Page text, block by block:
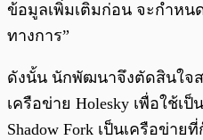
ข้อมูลเพิ่มเติมก่อน จะกำหน
ทางการ”
ดังนั้น นักพัฒนาจึงตัดสินใจส
เครือข่าย Holesky เพื่อใช้
Shadow Fork เป็นเครือข่า